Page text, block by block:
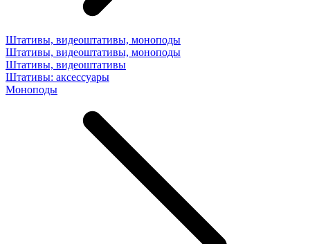
Штативы, видеоштативы, моноподы
Штативы, видеоштативы, моноподы
Штативы, видеоштативы
Штативы: аксессуары
Моноподы